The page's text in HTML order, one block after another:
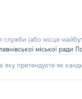
служби (або місце
міської ради
яку претендуєте як